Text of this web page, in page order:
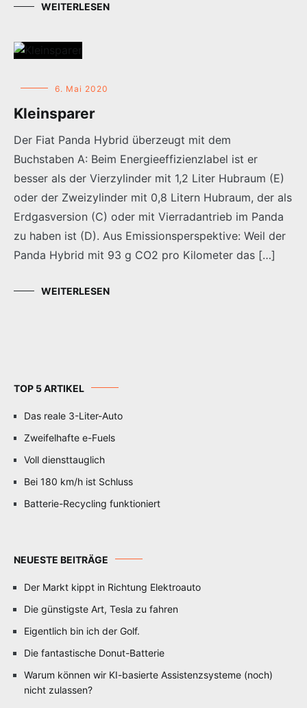
WEITERLESEN
6. Mai 2020
Kleinsparer
Der Fiat Panda Hybrid überzeugt mit dem
Buchstaben A: Beim Energieeffizienzlabel ist er
besser als der Vierzylinder mit 1,2 Liter Hubraum (E)
oder der Zweizylinder mit 0,8 Litern Hubraum, der als
Erdgasversion (C) oder mit Vierradantrieb im Panda
zu haben ist (D). Aus Emissionsperspektive: Weil der
Panda Hybrid mit 93 g CO2 pro Kilometer das […]
WEITERLESEN
TOP 5 ARTIKEL
Das reale 3-Liter-Auto
Zweifelhafte e-Fuels
Voll diensttauglich
Bei 180 km/h ist Schluss
Batterie-Recycling funktioniert
NEUESTE BEITRÄGE
Der Markt kippt in Richtung Elektroauto
Die günstigste Art, Tesla zu fahren
Eigentlich bin ich der Golf.
Die fantastische Donut-Batterie
Warum können wir KI-basierte Assistenzsysteme (noch)
nicht zulassen?